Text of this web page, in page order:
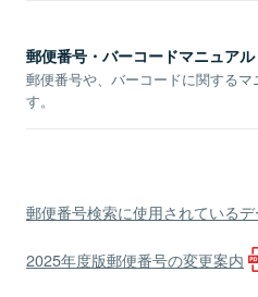
郵便番号・バーコードマニュアル
郵便番号や、バーコードに関するマ
す。
郵便番号検索に使用されている
2025年度版郵便番号の変更案内